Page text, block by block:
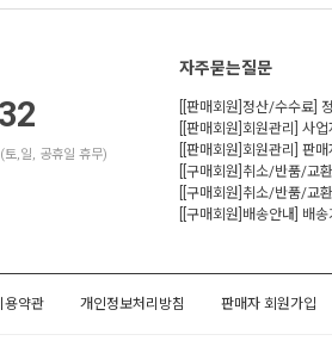
,일, 공휴일 휴무)
자주묻는질문
[[판매회원]정산/수수료]
[[판매회원]회원관리] 사
[[판매회원]회원관리] 판
[[구매회원]취소/반품/교
[[구매회원]취소/반품/교
[[구매회원]배송안내] 배
용약관 개인정보처리방침 판매자 회원가입